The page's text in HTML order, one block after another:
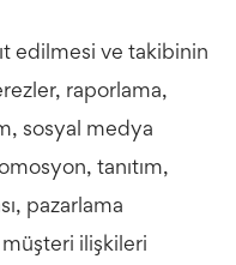
edilmesi ve takibinin
raporlama,
sosyal medya
tanıtım,
pazarlama
müşteri ilişkileri